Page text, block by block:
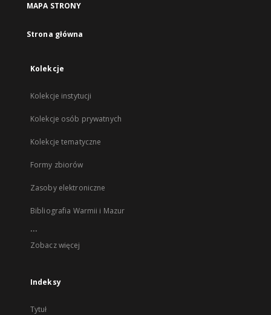
MAPA STRONY
Strona główna
Kolekcje
Kolekcje instytucji
Kolekcje osób prywatnych
Kolekcje tematyczne
Formy zbiorów
Zasoby elektroniczne
Bibliografia Warmii i Mazur
...
Zobacz więcej
Indeksy
Tytuł